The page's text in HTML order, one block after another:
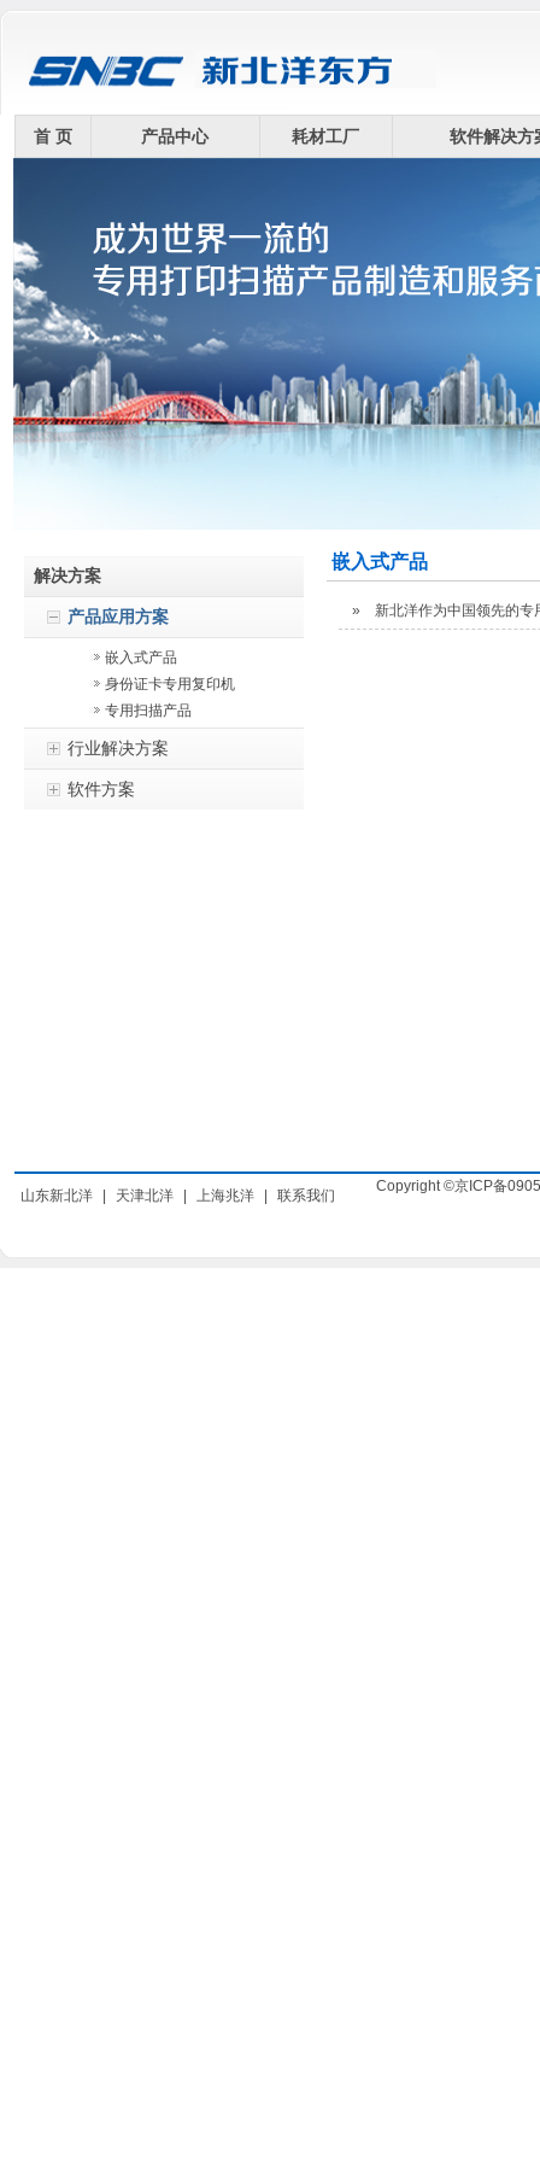
首 页 产品中心 耗材工厂 软件解决
解决方案
产品应用方案
嵌入式产品
身份证卡专用复印机
专用扫描产品
行业解决方案
软件方案
嵌入式产品
» 新北洋作为中国领先的专
山东新北洋 天津北洋 上海兆洋 联系我们
Copyright ©京ICP备